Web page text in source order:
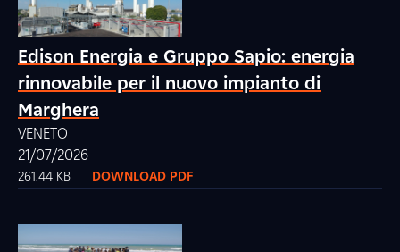
Edison Energia e Gruppo Sapio: energia
rinnovabile per il nuovo impianto di
Marghera
VENETO
21/07/2026
261.44 KB DOWNLOAD PDF